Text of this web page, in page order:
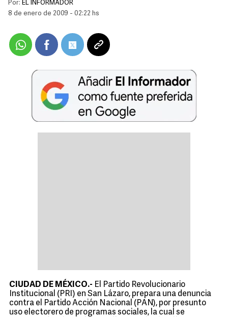
Por: EL INFORMADOR
8 de enero de 2009 - 02:22 hs
CIUDAD DE MÉXICO.- El Partido Revolucionario
Institucional (PRI) en San Lázaro, prepara una denuncia
contra el Partido Acción Nacional (PAN), por presunto
uso electorero de programas sociales, la cual se